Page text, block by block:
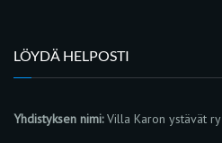
LÖYDÄ HELPOSTI
Yhdistyksen nimi:Villa Karon ystävät ry